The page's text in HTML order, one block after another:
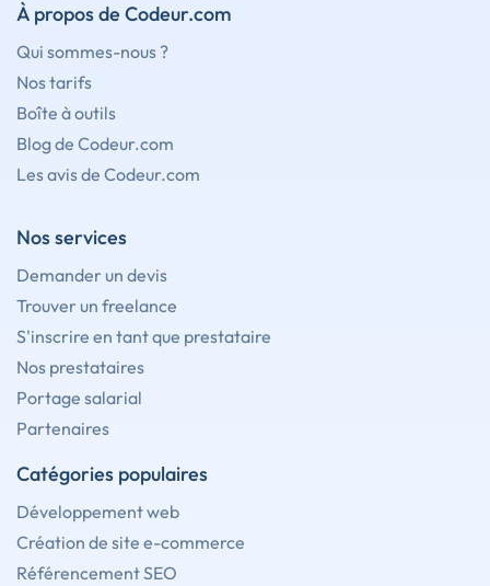
À propos de Codeur.com
Qui sommes-nous ?
Nos tarifs
Boîte à outils
Blog de Codeur.com
Les avis de Codeur.com
Nos services
Demander un devis
Trouver un freelance
S'inscrire en tant que prestataire
Nos prestataires
Portage salarial
Partenaires
Catégories populaires
Développement web
Création de site e-commerce
Référencement SEO